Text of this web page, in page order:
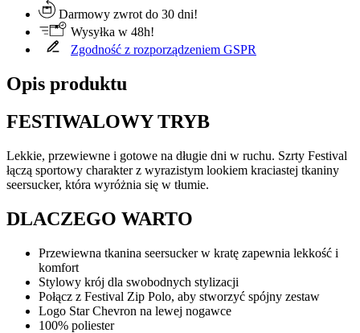
Darmowy zwrot do 30 dni!
Wysyłka w 48h!
Zgodność z rozporządzeniem GSPR
Opis produktu
FESTIWALOWY TRYB
Lekkie, przewiewne i gotowe na długie dni w ruchu. Szrty Festival
łączą sportowy charakter z wyrazistym lookiem kraciastej tkaniny
seersucker, która wyróżnia się w tłumie.
DLACZEGO WARTO
Przewiewna tkanina seersucker w kratę zapewnia lekkość i
komfort
Stylowy krój dla swobodnych stylizacji
Połącz z Festival Zip Polo, aby stworzyć spójny zestaw
Logo Star Chevron na lewej nogawce
100% poliester